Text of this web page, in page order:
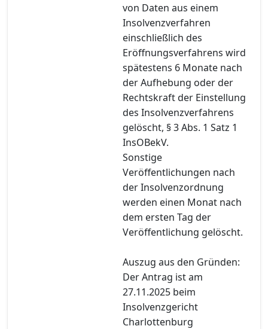
von Daten aus einem
Insolvenzverfahren
einschließlich des
Eröffnungsverfahrens wird
spätestens 6 Monate nach
der Aufhebung oder der
Rechtskraft der Einstellung
des Insolvenzverfahrens
gelöscht, § 3 Abs. 1 Satz 1
InsOBekV.
Sonstige
Veröffentlichungen nach
der Insolvenzordnung
werden einen Monat nach
dem ersten Tag der
Veröffentlichung gelöscht.
Auszug aus den Gründen:
Der Antrag ist am
27.11.2025 beim
Insolvenzgericht
Charlottenburg